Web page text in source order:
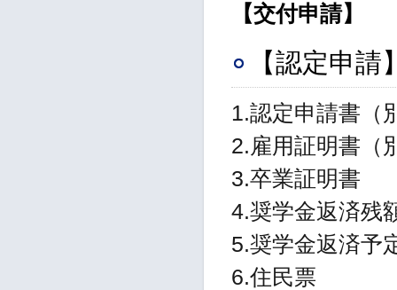
【交付申請】
【認定申
1.認定申請書（
2.雇用証明書（
3.卒業証明書
4.奨学金返済残
5.奨学金返済予
6.住民票